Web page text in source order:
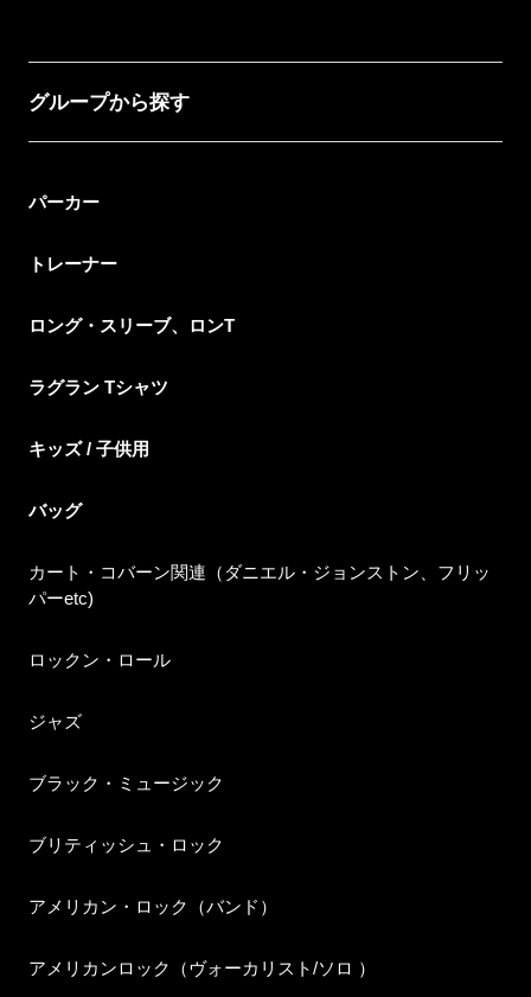
グループから探す
パーカー
トレーナー
ロング・スリーブ、ロンT
ラグラン Tシャツ
キッズ / 子供用
バッグ
カート・コバーン関連（ダニエル・ジョンストン、フリッ
パーetc)
ロックン・ロール
ジャズ
ブラック・ミュージック
ブリティッシュ・ロック
アメリカン・ロック（バンド）
アメリカンロック（ヴォーカリスト/ソロ ）